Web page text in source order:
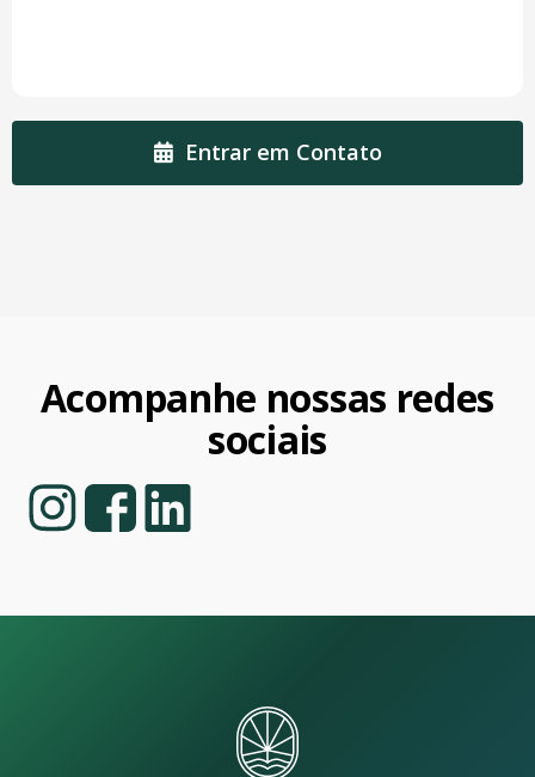
Entrar em Contato
Acompanhe nossas redes
sociais